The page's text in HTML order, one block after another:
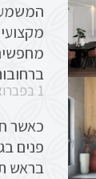
1 בפברואר 2026
כאשר
פנים
בראש